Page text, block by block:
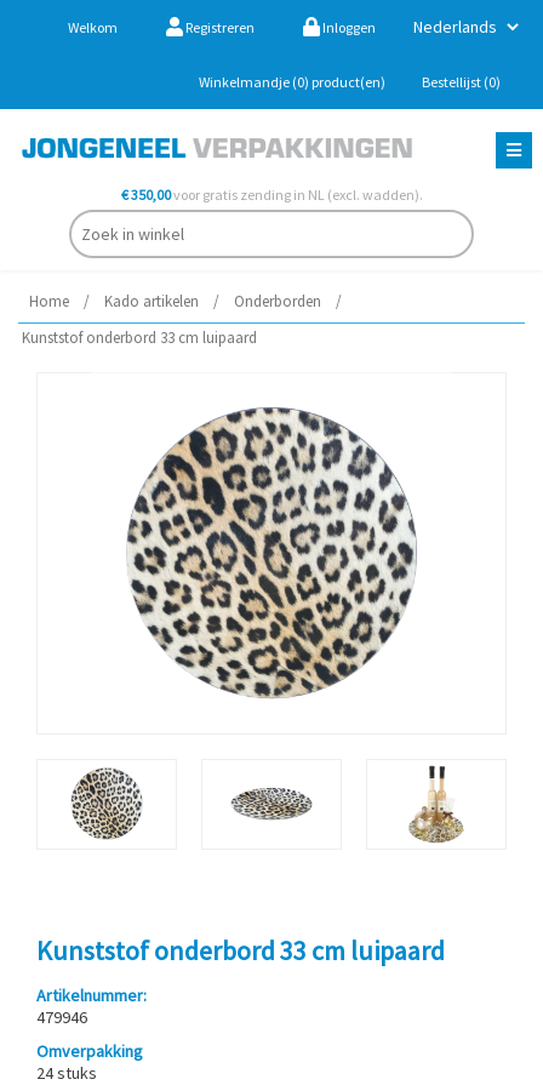
Welkom Registreren Inloggen
Winkelmandje (0) product(en) Bestellijst (0)
€ 350,00voor gratis zending in NL (excl. wadden).
Home / Kado artikelen / Onderborden
/
Kunststof onderbord 33 cm luipaard
Kunststof onderbord 33 cm luipaard
Artikelnummer:
479946
Omverpakking
24 stuks